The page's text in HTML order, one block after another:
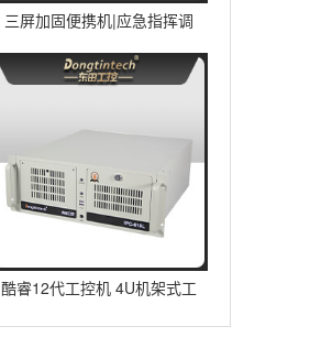
三屏加固便携机|应急指挥调
度台移动终端|DTG-U1713-
酷睿12代工控机 4U机架式工
业控制器 DT-610L-IZ